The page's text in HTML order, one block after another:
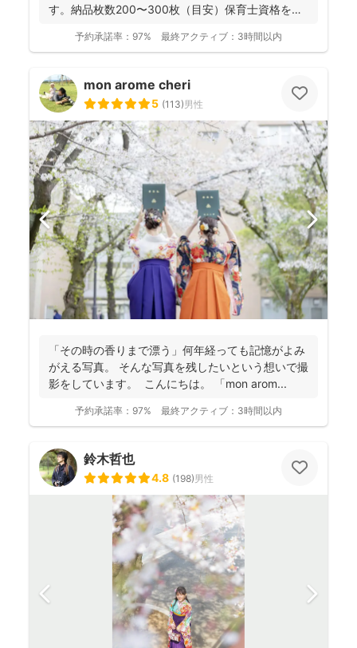
す。納品枚数200〜300枚（目安）保育士資格を持
予約承諾率： 97% 最終アクティブ： 3時間以内
mon arome cheri
5 (113)男性
「その時の香りまで漂う」何年経っても記憶がよみ
がえる写真。 そんな写真を残したいという想いで撮
影をしています。 こんにちは。 「mon arom...
予約承諾率： 97% 最終アクティブ： 3時間以内
鈴木哲也
4.8 (198)男性